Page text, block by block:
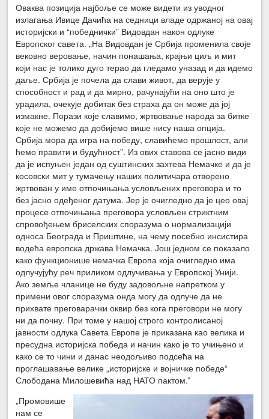
Оваква позиција најбоље се може видети из уводног
излагања Ивице Дачића на седници владе одржаној на овај
историјски и “победнички” Видовдан након одлуке
Европског савета.„На Видовдан је Србија променила своје
вековно веровање, начин понашања, крајњи циљ и мит
који нас је толико дуго терао да гледамо уназад и да идемо
даље. Србија је почела да слави живот, да верује у
способност и рад и да мирно, рачунајући на оно што је
урадила, очекује добитак без страха да он може да јој
измакне. Порази које славимо, жртвовање народа за битке
које не можемо да добијемо више нису наша опција.
Србија мора да игра на победу, славићемо прошлост, али
ћемо правити и будућност”. Из ових ставова се јасно види
да је испуњен један од суштинских захтева Немачке и да је
косовски мит у тумачењу наших политичара отворено
жртвован у име отпочињања условљених преговора и то
без јасно одеђеног датума. Јер је очигледно да је цео овај
процесе отпочињања преговора условљен стриктним
спровођењем бриселских споразума о нормализацији
односа Београда и Приштине, на чему посебно инсистира
водећа европска држава Немачка. Још једном се показало
како функционише немачка Европа која очигледно има
одлучујућу реч приликом одлучивања у Европској Унији.
Ако земље чланице не буду задовољне напретком у
примени овог споразума онда могу да одлуче да не
прихвате преговарачки оквир без кога преговори не могу
ни да почну. При томе у нашој строго контролисаној
јавности одлука Савета Европе је приказана као велика и
пресудна историјска победа и начин како је то учињено и
како се то чини и данас неодољиво подсећа на
проглашавање велике „историјске и војничке победе“
Слободана Милошевића над НАТО пактом.”
„Промовише
нам се